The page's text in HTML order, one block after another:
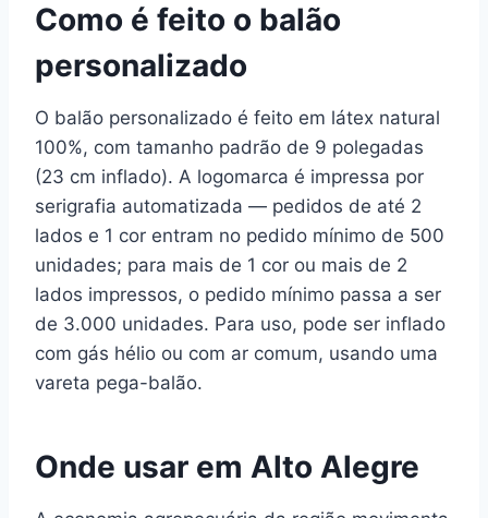
Como é feito o balão
personalizado
O balão personalizado é feito em látex natural
100%, com tamanho padrão de 9 polegadas
(23 cm inflado). A logomarca é impressa por
serigrafia automatizada — pedidos de até 2
lados e 1 cor entram no pedido mínimo de 500
unidades; para mais de 1 cor ou mais de 2
lados impressos, o pedido mínimo passa a ser
de 3.000 unidades. Para uso, pode ser inflado
com gás hélio ou com ar comum, usando uma
vareta pega-balão.
Onde usar em Alto Alegre